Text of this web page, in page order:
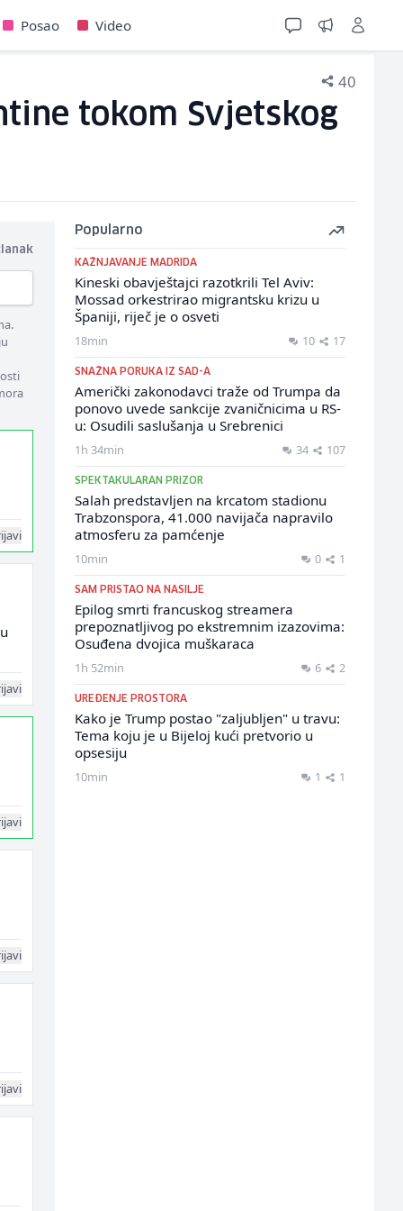
Posao Video
40
tokom Svjetskog
Popularno
KAŽNJAVANJE MADRIDA
Kineski obavještajci razotkrili Tel Aviv:
Mossad orkestrirao migrantsku krizu u
Španiji, riječ je o osveti
18min 10 17
SNAŽNA PORUKA IZ SAD-A
Američki zakonodavci traže od Trumpa da
ponovo uvede sankcije zvaničnicima u RS-
u: Osudili saslušanja u Srebrenici
1h 34min 34 107
SPEKTAKULARAN PRIZOR
Salah predstavljen na krcatom stadionu
Trabzonspora, 41.000 navijača napravilo
atmosferu za pamćenje
10min 0 1
SAM PRISTAO NA NASILJE
Epilog smrti francuskog streamera
prepoznatljivog po ekstremnim izazovima:
Osuđena dvojica muškaraca
1h 52min 6 2
UREĐENJE PROSTORA
Kako je Trump postao "zaljubljen" u travu:
Tema koju je u Bijeloj kući pretvorio u
opsesiju
10min 1 1